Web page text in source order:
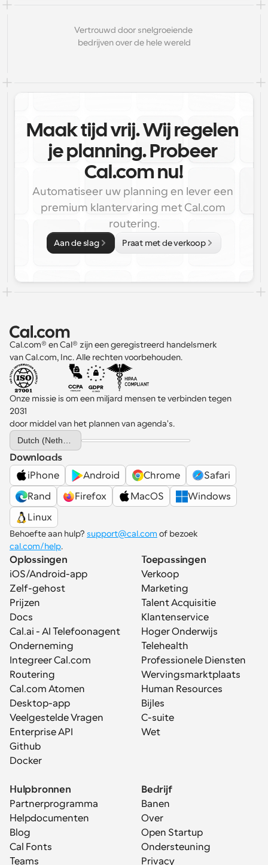
Vertrouwd door snelgroeiende
bedrijven over de hele wereld
Maak tijd vrij. Wij regelen
je planning. Probeer
Cal.com nu!
Automatiseer uw planning en lever een
premium klantervaring met Cal.com
routering.
Aan de slag Praat met de verkoop
Cal.com® en Cal® zijn een geregistreerd handelsmerk
van Cal.com, Inc. Alle rechten voorbehouden.
Onze missie is om een miljard mensen te verbinden tegen
2031
door middel van het plannen van agenda's.
Select Language
Downloads
iPhone
Android Chrome
Safari
Rand
Firefox MacOS
Windows
Linux
Behoefte aan hulp? support@cal.com
cal.com/help.
Oplossingen
iOS/Android-app
Zelf-gehost
Prijzen
Docs
Cal.ai - AI Telefoonagent
Onderneming
Integreer Cal.com
Routering
Cal.com Atomen
Desktop-app
Veelgestelde Vragen
Enterprise API
Github
Docker
Toepassingen
Verkoop
Marketing
Talent Acquisitie
Klantenservice
Hoger Onderwijs
Telehealth
Professionele Diensten
Wervingsmarktplaats
Human Resources
Bijles
C-suite
Wet
Hulpbronnen
Partnerprogramma
Helpdocumenten
Blog
Cal Fonts
Teams
Bedrijf
Banen
Over
Open Startup
Ondersteuning
Privacy